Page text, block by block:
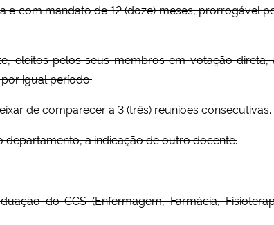
com mandato de 12 (doze) meses, prorrogável
eleitos pelos seus membros em votação
igual período.
de comparecer a 3 (três) reuniões consecutivas.
departamento, a indicação de outro docente.
do CCS (Enfermagem, Farmácia,